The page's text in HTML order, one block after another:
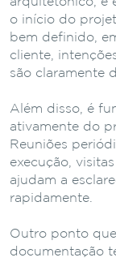
o início do
bem definido,
cliente,
são claramente
Além disso, é
ativamente do
Reuniões
execução,
ajudam a
rapidamente.
Outro ponto
documentação